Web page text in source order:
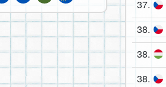
37.
38.
38.
38.